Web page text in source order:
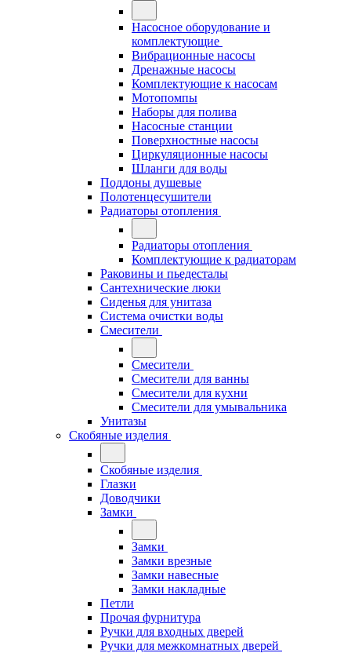
Насосное оборудование и
комплектующие
Вибрационные насосы
Дренажные насосы
Комплектующие к насосам
Мотопомпы
Наборы для полива
Насосные станции
Поверхностные насосы
Циркуляционные насосы
Шланги для воды
Поддоны душевые
Полотенцесушители
Радиаторы отопления
Радиаторы отопления
Комплектующие к радиаторам
Раковины и пьедесталы
Сантехнические люки
Сиденья для унитаза
Система очистки воды
Смесители
Смесители
Смесители для ванны
Смесители для кухни
Смесители для умывальника
Унитазы
Скобяные изделия
Скобяные изделия
Глазки
Доводчики
Замки
Замки
Замки врезные
Замки навесные
Замки накладные
Петли
Прочая фурнитура
Ручки для входных дверей
Ручки для межкомнатных дверей